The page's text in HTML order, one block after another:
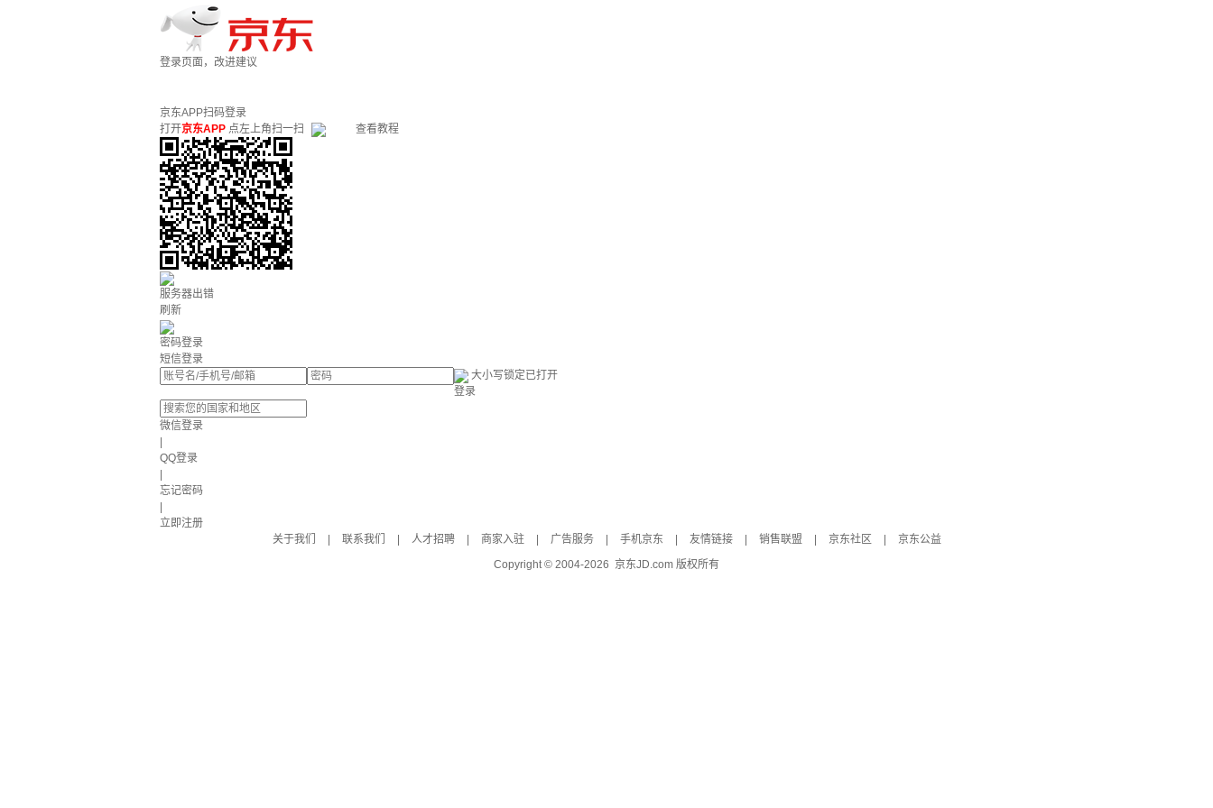
登录页面，改进建议
京东APP扫码登录
打开京东APP 点左上角扫一扫 查看教程
服务器出错
刷新
密码登录
短信登录
大小写锁定已打开
登录
微信登录
QQ登录
忘记密码
立即注册
关于我们
联系我们 人才招聘 商家入驻 广告服务 手机京东 友情链接 销售联盟 京东社区
京东公益
Copyright © 2004-2026 京东JD.com 版权所有